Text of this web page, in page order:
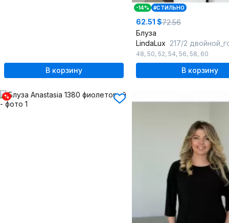
В корзину
-14% #СТИЛЬНО
62.51 $72.56
Блуза
LindaLux 217/2
48, 50, 52, 54, 56, 58, 60
В корзину
%